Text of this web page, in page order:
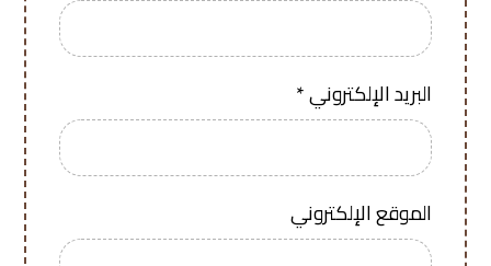
البريد الإلكتروني*
الموقع الإلكتروني